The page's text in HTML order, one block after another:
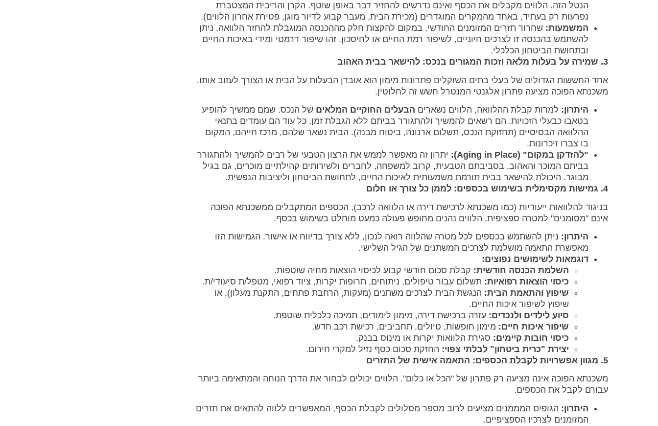
הנטל הזה. הלווים מקבלים את הכסף ואינם נדרשים להחזיר דבר באופן שוטף. הקרן והריבית המצטברת
נפרעות רק בעתיד, באחד מהמקרים המוגדרים (מכירת הבית, מעבר קבוע לדיור מוגן, פטירת אחרון הלווים).
המשמעות: שחרור תזרים המזומנים החודשי. במקום להקצות חלק מההכנסה המוגבלת להחזר הלוואה, ניתן
להשתמש בהכנסה זו לצרכים חיוניים, לשיפור רמת החיים או לחיסכון. זהו שיפור דרמטי ומידי באיכות החיים
ובתחושת הביטחון הכלכלי.
3. שמירה על בעלות מלאה וזכות המגורים בנכס: להישאר בבית האהוב
אחד החששות הגדולים של בעלי בתים השוקלים פתרונות מימון הוא אובדן הבעלות על הבית או הצורך לעזוב אותו.
משכנתא הפוכה מציעה פתרון אלגנטי המנטרל חשש זה לחלוטין.
היתרון: למרות קבלת ההלוואה, הלווים נשארים הבעלים החוקיים המלאים של הנכס. שמם ממשיך להופיע
בטאבו כבעלי הזכויות. הם רשאים להמשיך ולהתגורר בביתם ללא הגבלת זמן, כל עוד הם עומדים בתנאי
ההלוואה הבסיסיים (תחזוקת הנכס, תשלום ארנונה, ביטוח מבנה). הבית נשאר שלהם, מרכז חייהם, המקום
בו צברו זיכרונות.
"להזדקן במקום" (Aging in Place):
יתרון זה מאפשר לממש את הרצון הטבעי של רבים להמשיך ולהתגורר
בביתם המוכר והאהוב, בסביבתם הטבעית, קרוב למשפחה, לחברים ולשירותים קהילתיים מוכרים, גם בגיל
מבוגר. היכולת להישאר בבית תורמת משמעותית לאיכות החיים, לתחושת הביטחון וליציבות הנפשית.
4. גמישות מקסימלית בשימוש בכספים: לממן כל צורך או חלום
בניגוד להלוואות ייעודיות (כמו משכנתא לרכישת דירה או הלוואה לרכב), הכספים המתקבלים ממשכנתא הפוכה
אינם "מסומנים" למטרה ספציפית. הלווים נהנים מחופש פעולה כמעט מוחלט בשימוש בכסף.
היתרון: ניתן להשתמש בכספים לכל מטרה שהלווה רואה לנכון, ללא צורך בדיווח או אישור. הגמישות הזו
מאפשרת התאמה מושלמת לצרכים המשתנים של הגיל השלישי.
דוגמאות לשימושים נפוצים:
השלמת הכנסה חודשית: קבלת סכום חודשי קבוע לכיסוי הוצאות מחיה שוטפות.
כיסוי הוצאות רפואיות: תשלום עבור טיפולים, ניתוחים, תרופות יקרות, ציוד רפואי, מטפל/ת סיעודי/ת.
שיפוץ והתאמת הבית: הנגשת הבית לצרכים משתנים (מעקות, הרחבת פתחים, התקנת מעלון), או
שיפוץ לשיפור איכות החיים.
סיוע לילדים ולנכדים: עזרה ברכישת דירה, מימון לימודים, תמיכה כלכלית שוטפת.
שיפור איכות חיים: מימון חופשות, טיולים, תחביבים, רכישת רכב חדש.
כיסוי חובות קיימים: סגירת הלוואות יקרות או מינוס בבנק.
יצירת "כרית ביטחון" לבלתי צפוי: החזקת סכום כסף נזיל למקרי חירום.
5. מגוון אפשרויות לקבלת הכספים: התאמה אישית של התזרים
משכנתא הפוכה אינה מציעה רק פתרון של "הכל או כלום". הלווים יכולים לבחור את הדרך הנוחה והמתאימה ביותר
עבורם לקבל את הכספים.
היתרון: הגופים המממנים מציעים לרוב מספר מסלולים לקבלת הכסף, המאפשרים ללווה להתאים את תזרים
המזומנים לצרכיו הספציפיים.